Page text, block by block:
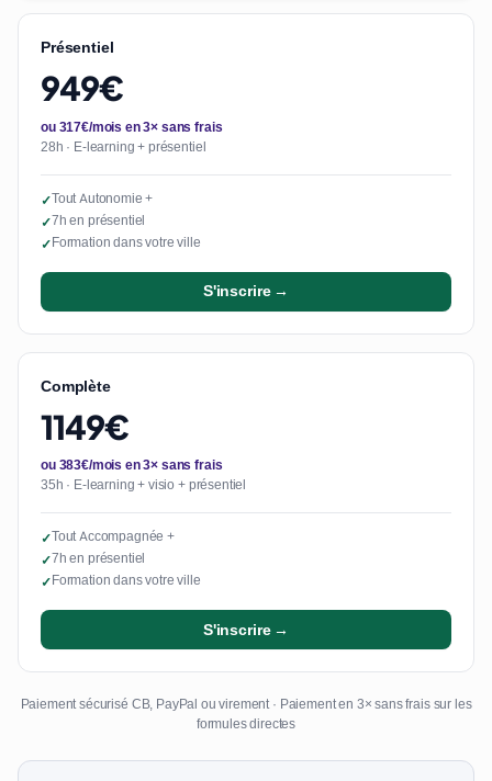
Présentiel
949€
ou 317€/mois en 3× sans frais
28h · E-learning + présentiel
✓Tout Autonomie +
✓7h en présentiel
✓Formation dans votre ville
S'inscrire →
Complète
1149€
ou 383€/mois en 3× sans frais
35h · E-learning + visio + présentiel
✓Tout Accompagnée +
✓7h en présentiel
✓Formation dans votre ville
S'inscrire →
Paiement sécurisé CB, PayPal ou virement · Paiement en 3× sans frais sur les
formules directes